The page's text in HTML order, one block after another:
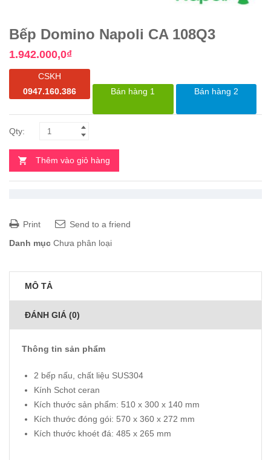
Bếp Domino Napoli CA 108Q3
1.942.000,0₫
CSKH
0947.160.386
Bán hàng 1 Bán hàng 2
Thêm vào giỏ hàng
Print
Send to a friend
Danh mục Chưa phân loại
MÔ TẢ
ĐÁNH GIÁ (0)
Thông tin sản phẩm
2 bếp nấu, chất liệu SUS304
Kính Schot ceran
Kích thước sản phẩm: 510 x 300 x 140 mm
Kích thước đóng gói: 570 x 360 x 272 mm
Kích thước khoét đá: 485 x 265 mm